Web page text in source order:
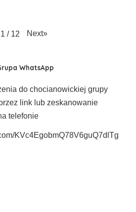
1 / 12 Next»
WhatsApp
do chocianowickiej grupy
link lub zeskanowanie
telefonie
KVc4EgobmQ78V6guQ7dlTg